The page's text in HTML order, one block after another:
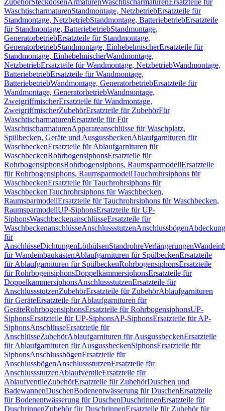
ZubehörSteckdosenArmaturenWaschtischarmaturen Ersatzteile für
WaschtischarmaturenStandmontage, NetzbetriebErsatzteile für
Standmontage, NetzbetriebStandmontage, BatteriebetriebErsatzteile
für Standmontage, BatteriebetriebStandmontage,
GeneratorbetriebErsatzteile für Standmontage,
GeneratorbetriebStandmontage, EinhebelmischerErsatzteile für
Standmontage, EinhebelmischerWandmontage,
NetzbetriebErsatzteile für Wandmontage, NetzbetriebWandmontage,
BatteriebetriebErsatzteile für Wandmontage,
BatteriebetriebWandmontage, GeneratorbetriebErsatzteile für
Wandmontage, GeneratorbetriebWandmontage,
ZweigriffmischerErsatzteile für Wandmontage,
ZweigriffmischerZubehörErsatzteile für ZubehörFür
WaschtischarmaturenErsatzteile für Für
WaschtischarmaturenApparateanschlüsse für Waschplatz,
Spülbecken, Geräte und AusgussbeckenAblaufgarnituren für
WaschbeckenErsatzteile für Ablaufgarnituren für
WaschbeckenRohrbogensiphonsErsatzteile für
RohrbogensiphonsRohrbogensiphons, RaumsparmodellErsatzteile
für Rohrbogensiphons, RaumsparmodellTauchrohrsiphons für
WaschbeckenErsatzteile für Tauchrohrsiphons für
WaschbeckenTauchrohrsiphons für Waschbecken,
RaumsparmodellErsatzteile für Tauchrohrsiphons für Waschbecken,
RaumsparmodellUP-SiphonsErsatzteile für UP-
SiphonsWaschbeckenanschlüsseErsatzteile für
WaschbeckenanschlüsseAnschlussstutzenAnschlussbögen
für
AnschlüsseDichtungenLöthülsenStandrohreVerlängerungen
für WandeinbaukästenAblaufgarnituren für SpülbeckenErsatzteile
für Ablaufgarnituren für SpülbeckenRohrbogensiphonsErsatzteile
für RohrbogensiphonsDoppelkammersiphonsErsatzteile für
DoppelkammersiphonsAnschlussstutzenErsatzteile für
AnschlussstutzenZubehörErsatzteile für ZubehörAblaufgarnituren
für GeräteErsatzteile für Ablaufgarnituren für
GeräteRohrbogensiphonsErsatzteile für RohrbogensiphonsUP-
SiphonsErsatzteile für UP-SiphonsAP-SiphonsErsatzteile für AP-
SiphonsAnschlüsseErsatzteile für
AnschlüsseZubehörAblaufgarnituren für AusgussbeckenErsatzteile
für Ablaufgarnituren für AusgussbeckenSiphonsErsatzteile für
SiphonsAnschlussbögenErsatzteile für
AnschlussbögenAnschlussstutzenErsatzteile für
AnschlussstutzenAblaufventileErsatzteile für
AblaufventileZubehörErsatzteile für ZubehörDuschen und
BadewannenDuschenBodenentwässerung für DuschenErsatzteile
für Bodenentwässerung für DuschenDuschrinnenErsatzteile für
DuschrinnenZubehör für DuschrinnenErsatzteile für Zubehör für